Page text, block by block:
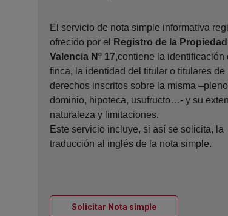
El servicio de nota simple informativa
ofrecido por el
Registro de la
Valencia Nº 17,contiene la identificación
finca, la identidad del titular o titulares de
derechos inscritos sobre la misma –pleno
dominio, hipoteca, usufructo…- y su
naturaleza y limitaciones.
Este servicio incluye, si así se solicita, la
traducción al inglés de la nota simple.
Solicitar Nota simpleVentana nueva